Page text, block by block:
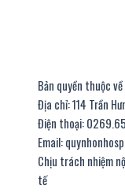
Bản quyền thuộc về
Địa chỉ: 114 Trần
Điện thoại:
Email:
Chịu trách nhiệm
tế